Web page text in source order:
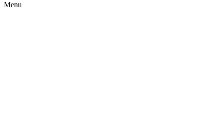
Menu